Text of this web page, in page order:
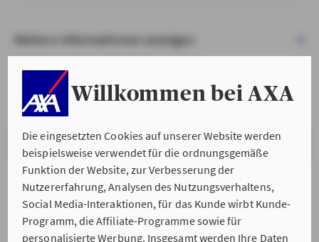
Willkommen bei AXA
Die eingesetzten Cookies auf unserer Website werden
beispielsweise verwendet für die ordnungsgemäße
Funktion der Website, zur Verbesserung der
Nutzererfahrung, Analysen des Nutzungsverhaltens,
Social Media-Interaktionen, für das Kunde wirbt Kunde-
Programm, die Affiliate-Programme sowie für
personalisierte Werbung. Insgesamt werden Ihre Daten
Weitere Informationen anzeigen
VERSTANDEN & WEITER